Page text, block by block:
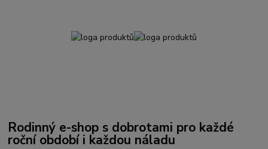
Rodinný e-shop s dobrotami pro každé
roční období i každou náladu